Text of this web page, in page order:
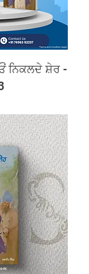
ਨਿਕਲਦੇ ਸ਼ੇਰ -